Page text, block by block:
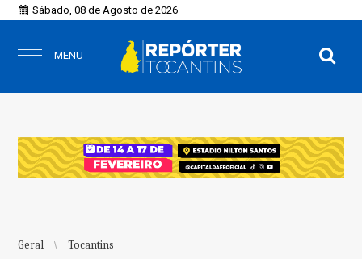
Sábado, 08 de Agosto de 2026
MENU
Geral Tocantins